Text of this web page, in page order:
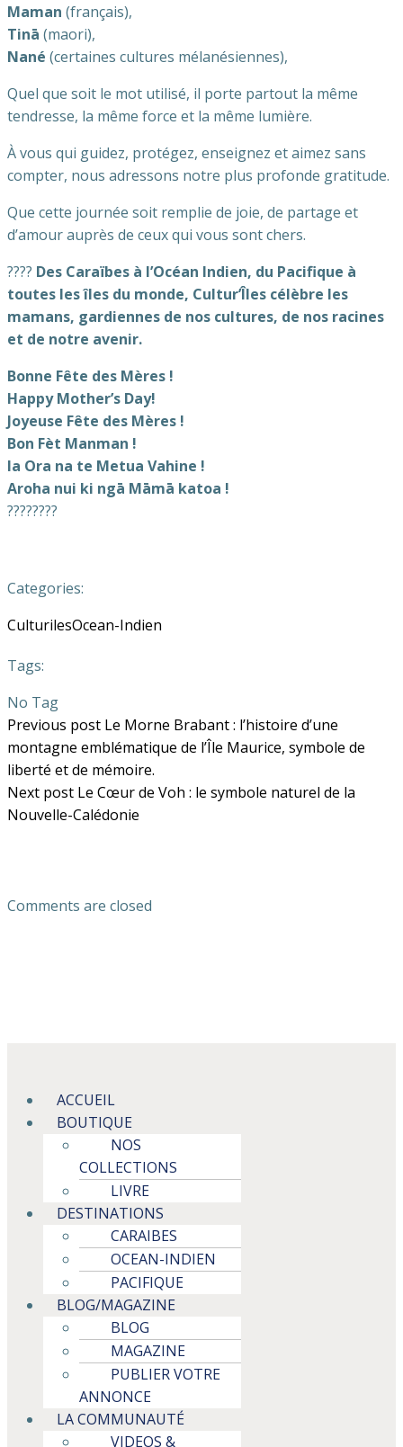
Maman (français),
Tinā (maori),
Nané (certaines cultures mélanésiennes),
Quel que soit le mot utilisé, il porte partout la même
tendresse, la même force et la même lumière.
À vous qui guidez, protégez, enseignez et aimez sans
compter, nous adressons notre plus profonde gratitude.
Que cette journée soit remplie de joie, de partage et
d’amour auprès de ceux qui vous sont chers.
???? Des Caraïbes à l’Océan Indien, du Pacifique à
toutes les îles du monde, Cultur’Îles célèbre les
mamans, gardiennes de nos cultures, de nos racines
et de notre avenir.
Bonne Fête des Mères !
Happy Mother’s Day!
Joyeuse Fête des Mères !
Bon Fèt Manman !
Ia Ora na te Metua Vahine !
Aroha nui ki ngā Māmā katoa !
????????
Categories:
CulturilesOcean-Indien
Tags:
No Tag
Post
navigation
Previous post Le Morne Brabant : l’histoire d’une
montagne emblématique de l’Île Maurice, symbole de
liberté et de mémoire.
Post
Next post Le Cœur de Voh : le symbole naturel de la
Nouvelle-Calédonie
Comments are closed
Menu
ACCUEIL
BOUTIQUE
NOS
COLLECTIONS
LIVRE
DESTINATIONS
CARAIBES
OCEAN-INDIEN
PACIFIQUE
BLOG/MAGAZINE
BLOG
MAGAZINE
PUBLIER VOTRE
ANNONCE
LA COMMUNAUTÉ
VIDEOS &